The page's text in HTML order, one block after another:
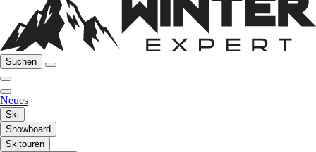
Suchen
Neues
Ski
Snowboard
Skitouren